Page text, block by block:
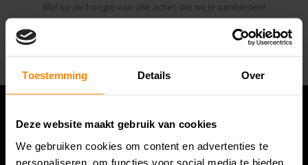
Toestemming Details Over
Deze website maakt gebruik van cookies
We gebruiken cookies om content en advertenties te
personaliseren, om functies voor social media te bieden
Blijf op de hoogte van alle acties die wij je aanbieden!
Abonneer